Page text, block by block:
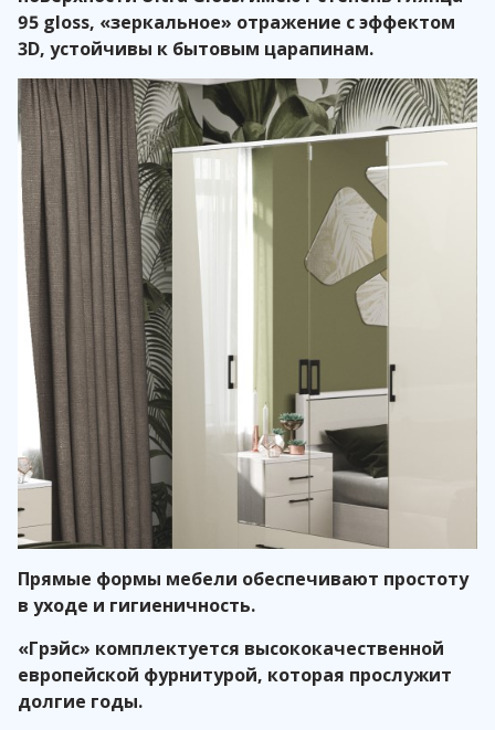
95 gloss, «зеркальное» отражение с эффектом
3D, устойчивы к бытовым царапинам.
Прямые формы мебели обеспечивают простоту
в уходе и гигиеничность.
«Грэйс» комплектуется высококачественной
европейской фурнитурой, которая прослужит
долгие годы.